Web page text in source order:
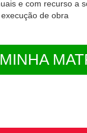
e com recurso a
de obra